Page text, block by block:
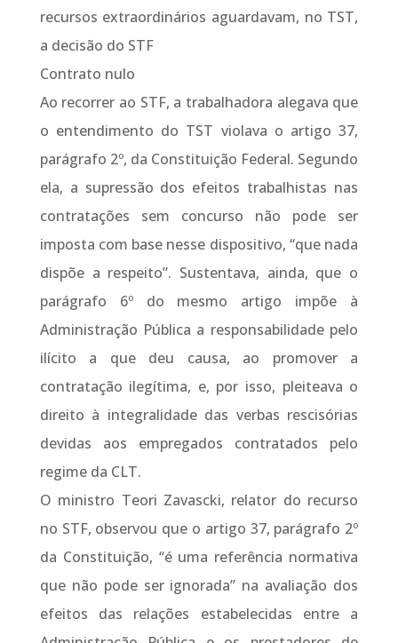
recursos extraordinários aguardavam, no TST,
a decisão do STF
Contrato nulo
Ao recorrer ao STF, a trabalhadora alegava que
o entendimento do TST violava o artigo 37,
parágrafo 2º, da Constituição Federal. Segundo
ela, a supressão dos efeitos trabalhistas nas
contratações sem concurso não pode ser
imposta com base nesse dispositivo, “que nada
dispõe a respeito”. Sustentava, ainda, que o
parágrafo 6º do mesmo artigo impõe à
Administração Pública a responsabilidade pelo
ilícito a que deu causa, ao promover a
contratação ilegítima, e, por isso, pleiteava o
direito à integralidade das verbas rescisórias
devidas aos empregados contratados pelo
regime da CLT.
O ministro Teori Zavascki, relator do recurso
no STF, observou que o artigo 37, parágrafo 2º
da Constituição, “é uma referência normativa
que não pode ser ignorada” na avaliação dos
efeitos das relações estabelecidas entre a